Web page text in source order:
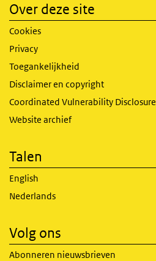
Over deze site
Cookies
Privacy
Toegankelijkheid
Disclaimer en copyright
Coordinated Vulnerability Disclosure
Website archief
Talen
English
Nederlands
Volg ons
Abonneren nieuwsbrieven